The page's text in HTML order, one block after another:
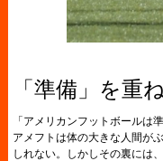
「準備」を重
「アメリカンフットボールは
アメフトは体の大きな人間が
しれない。しかしその裏には